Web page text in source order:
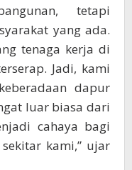
tetapi
yang ada.
tenaga kerja di
Jadi, kami
dapur
luar biasa dari
cahaya bagi
kami,” ujar